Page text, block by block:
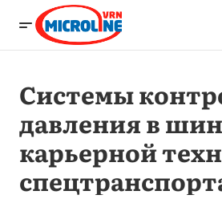
Системы
давления в
карьерной